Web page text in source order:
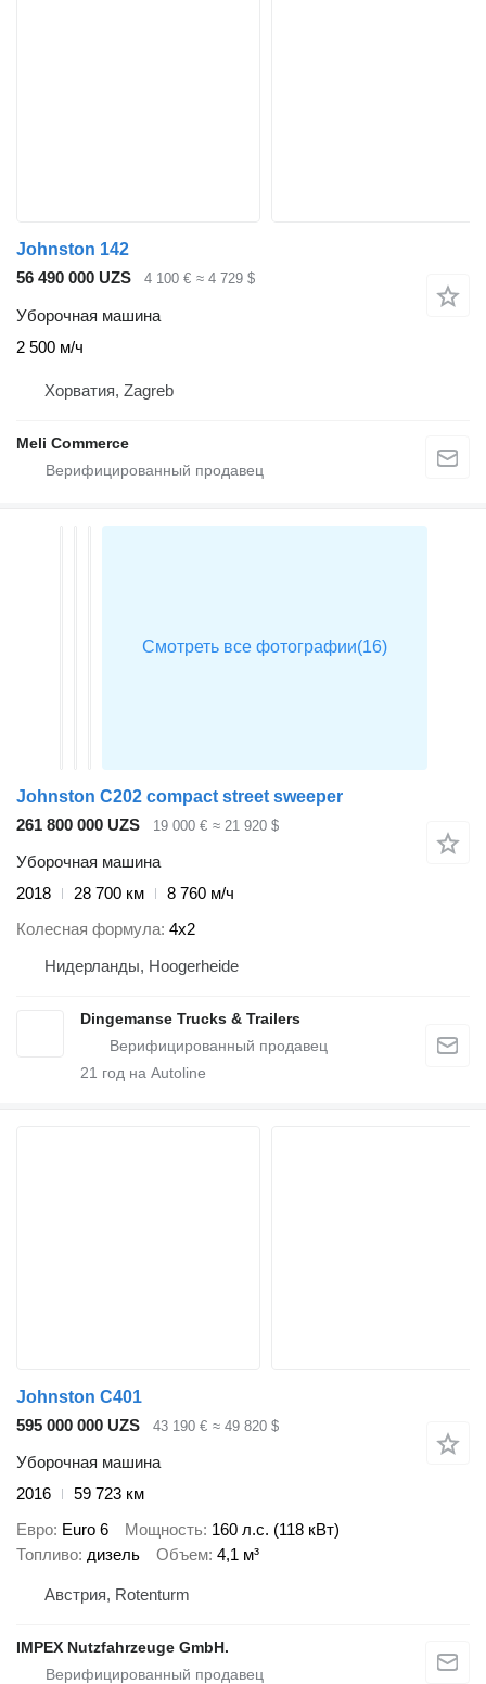
Johnston 142
56 490 000 UZS
4 100 € ≈ 4 729 $
Уборочная машина
2 500 м/ч
Хорватия, Zagreb
Meli Commerce
Johnston C202 compact street sweeper
261 800 000 UZS
19 000 € ≈ 21 920 $
Уборочная машина
2018
28 700 км
8 760 м/ч
Колесная формула 4x2
Нидерланды, Hoogerheide
Dingemanse Trucks & Trailers
21 год на Autoline
Johnston C401
595 000 000 UZS
43 190 € ≈ 49 820 $
Уборочная машина
2016
59 723 км
Евро Euro 6 Мощность 160 л.с. (118 кВт)
Топливо дизель Объем 4,1 м³
Австрия, Rotenturm
IMPEX Nutzfahrzeuge GmbH.